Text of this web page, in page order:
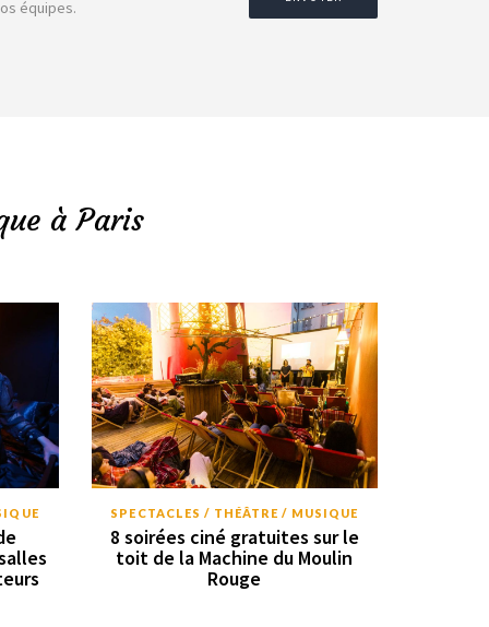
équipes.
à Paris
SPECTACLES / THÉÂTRE / MUSIQUE
8 soirées ciné gratuites sur le
toit de la Machine du Moulin
Rouge